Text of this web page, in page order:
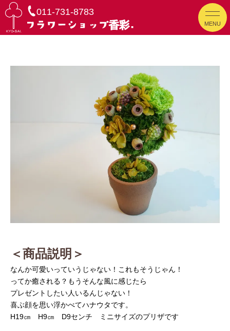
011-731-8783
MENU
＜商品説明＞
なんか可愛いっていうじゃない！これもそうじゃん！
ってか癒される？もうそんな風に感じたら
プレゼントしたい人いるんじゃない！
喜ぶ顔を思い浮かべてハナウタです。
H19㎝ H9㎝ D9センチ ミニサイズのプリザです